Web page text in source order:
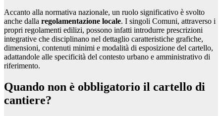
Accanto alla normativa nazionale, un ruolo significativo è svolto
anche dalla regolamentazione locale. I singoli Comuni, attraverso i
propri regolamenti edilizi, possono infatti introdurre prescrizioni
integrative che disciplinano nel dettaglio caratteristiche grafiche,
dimensioni, contenuti minimi e modalità di esposizione del cartello,
adattandole alle specificità del contesto urbano e amministrativo di
riferimento.
Quando non è obbligatorio il cartello di
cantiere?